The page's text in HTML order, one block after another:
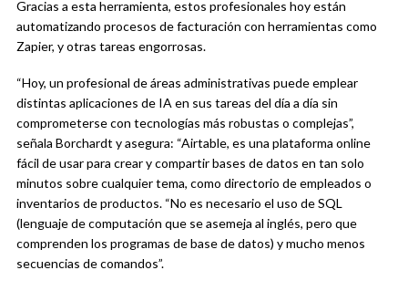
Gracias a esta herramienta, estos profesionales hoy están
automatizando procesos de facturación con herramientas como
Zapier, y otras tareas engorrosas.
“Hoy, un profesional de áreas administrativas puede emplear
distintas aplicaciones de IA en sus tareas del día a día sin
comprometerse con tecnologías más robustas o complejas”,
señala Borchardt y asegura: “Airtable, es una plataforma online
fácil de usar para crear y compartir bases de datos en tan solo
minutos sobre cualquier tema, como directorio de empleados o
inventarios de productos. “No es necesario el uso de SQL
(lenguaje de computación que se asemeja al inglés, pero que
comprenden los programas de base de datos) y mucho menos
secuencias de comandos”.